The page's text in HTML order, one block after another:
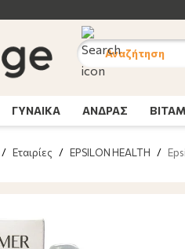
Αναζήτηση
ΓΥΝΑΙΚΑ ΑΝΔΡΑΣ
/ Εταιρίες / EPSILON HEALTH /